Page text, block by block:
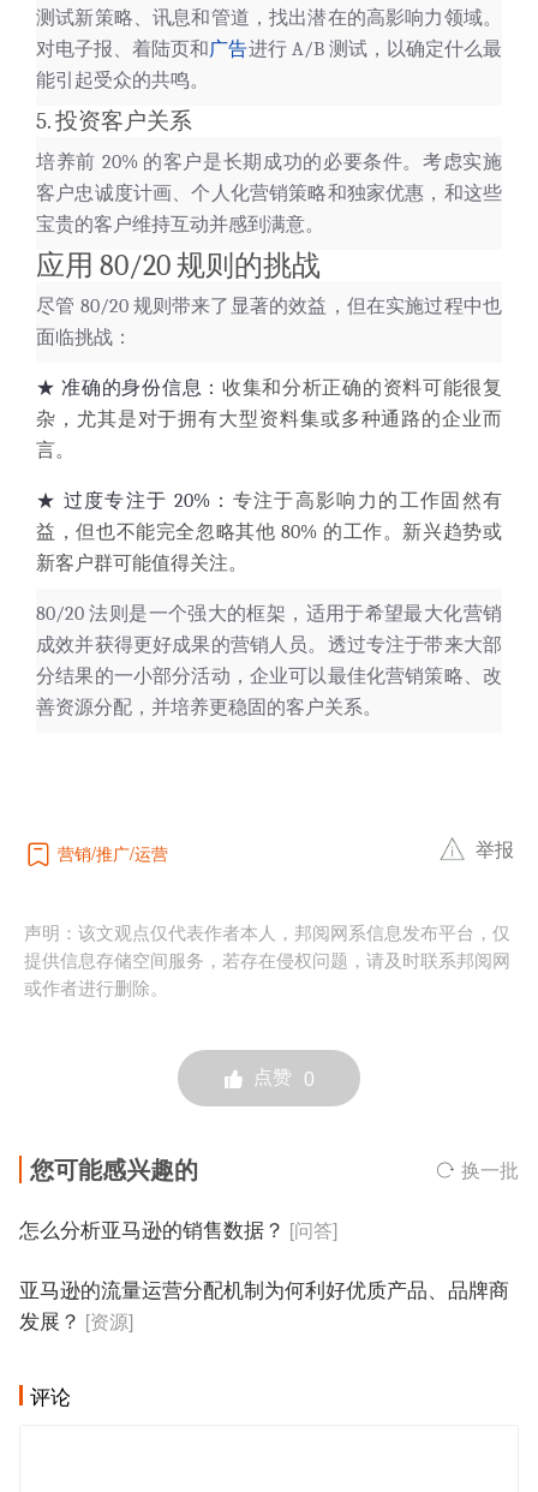
测试新策略、讯息和管道，找出潜在的高影响力领域。
对电子报、着陆页和广告进行 A/B 测试，以确定什么最
能引起受众的共鸣。
5. 投资客户关系
培养前 20% 的客户是长期成功的必要条件。考虑实施
客户忠诚度计画、个人化营销策略和独家优惠，和这些
宝贵的客户维持互动并感到满意。
应用 80/20 规则的挑战
尽管 80/20 规则带来了显著的效益，但在实施过程中也
面临挑战：
★ 准确的身份信息： 收集和分析正确的资料可能很复
杂，尤其是对于拥有大型资料集或多种通路的企业而
言。
★ 过度专注于 20%： 专注于高影响力的工作固然有
益，但也不能完全忽略其他 80% 的工作。新兴趋势或
新客户群可能值得关注。
80/20 法则是一个强大的框架，适用于希望最大化营销
成效并获得更好成果的营销人员。透过专注于带来大部
分结果的一小部分活动，企业可以最佳化营销策略、改
善资源分配，并培养更稳固的客户关系。
营销 推广 运营 举报
声明：该文观点仅代表作者本人，邦阅网系信息发布平台，仅
提供信息存储空间服务，若存在侵权问题，请及时联系邦阅网
或作者进行删除。
点赞 0
您可能感兴趣的 换一批
怎么分析亚马逊的销售数据？ [问答]
亚马逊的流量运营分配机制为何利好优质产品、品牌商
发展？ [资源]
评论